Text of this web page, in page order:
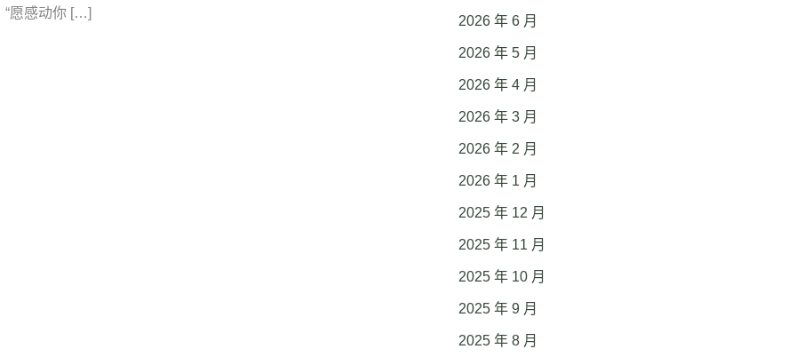
“愿感动你 […]
2026 年 6 月
2026 年 5 月
2026 年 4 月
2026 年 3 月
2026 年 2 月
2026 年 1 月
2025 年 12 月
2025 年 11 月
2025 年 10 月
2025 年 9 月
2025 年 8 月